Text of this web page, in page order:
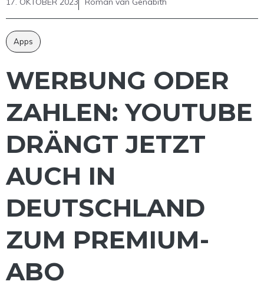
Apps
WERBUNG ODER
ZAHLEN: YOUTUBE
DRÄNGT JETZT
AUCH IN
DEUTSCHLAND
ZUM PREMIUM-
ABO